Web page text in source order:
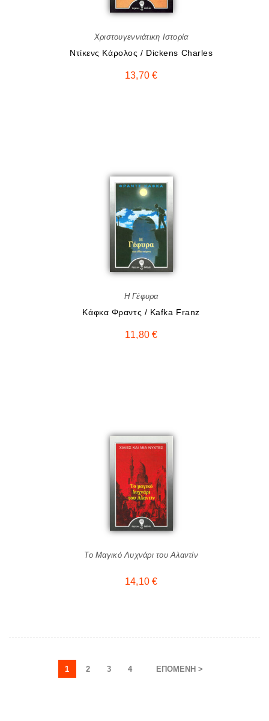
Χριστουγεννιάτικη Ιστορία
Ντίκενς Κάρολος / Dickens Charles
13,70€
Η Γέφυρα
Κάφκα Φραντς / Kafka Franz
11,80€
Το Μαγικό Λυχνάρι του Αλαντίν
14,10€
1 2 3 4 ΕΠΌΜΕΝΗ >